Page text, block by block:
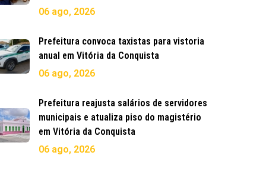
06 ago, 2026
Prefeitura convoca taxistas para vistoria
anual em Vitória da Conquista
06 ago, 2026
Prefeitura reajusta salários de servidores
municipais e atualiza piso do magistério
em Vitória da Conquista
06 ago, 2026